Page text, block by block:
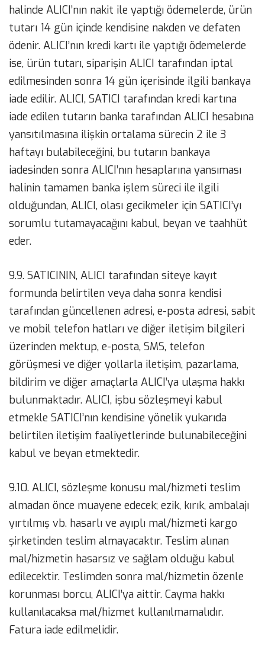
halinde ALICI’nın nakit ile yaptığı ödemelerde, ürün
tutarı 14 gün içinde kendisine nakden ve defaten
ödenir. ALICI’nın kredi kartı ile yaptığı ödemelerde
ise, ürün tutarı, siparişin ALICI tarafından iptal
edilmesinden sonra 14 gün içerisinde ilgili bankaya
iade edilir. ALICI, SATICI tarafından kredi kartına
iade edilen tutarın banka tarafından ALICI hesabına
yansıtılmasına ilişkin ortalama sürecin 2 ile 3
haftayı bulabileceğini, bu tutarın bankaya
iadesinden sonra ALICI’nın hesaplarına yansıması
halinin tamamen banka işlem süreci ile ilgili
olduğundan, ALICI, olası gecikmeler için SATICI’yı
sorumlu tutamayacağını kabul, beyan ve taahhüt
eder.
9.9. SATICININ, ALICI tarafından siteye kayıt
formunda belirtilen veya daha sonra kendisi
tarafından güncellenen adresi, e-posta adresi, sabit
ve mobil telefon hatları ve diğer iletişim bilgileri
üzerinden mektup, e-posta, SMS, telefon
görüşmesi ve diğer yollarla iletişim, pazarlama,
bildirim ve diğer amaçlarla ALICI’ya ulaşma hakkı
bulunmaktadır. ALICI, işbu sözleşmeyi kabul
etmekle SATICI’nın kendisine yönelik yukarıda
belirtilen iletişim faaliyetlerinde bulunabileceğini
kabul ve beyan etmektedir.
9.10. ALICI, sözleşme konusu mal/hizmeti teslim
almadan önce muayene edecek; ezik, kırık, ambalajı
yırtılmış vb. hasarlı ve ayıplı mal/hizmeti kargo
şirketinden teslim almayacaktır. Teslim alınan
mal/hizmetin hasarsız ve sağlam olduğu kabul
edilecektir. Teslimden sonra mal/hizmetin özenle
korunması borcu, ALICI’ya aittir. Cayma hakkı
kullanılacaksa mal/hizmet kullanılmamalıdır.
Fatura iade edilmelidir.